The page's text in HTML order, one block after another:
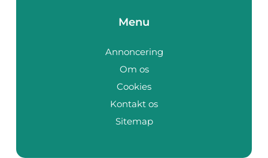
Menu
Annoncering
Om os
Cookies
Kontakt os
Sitemap